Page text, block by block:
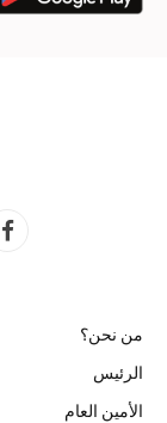
من نحن؟
الرئيس
الأمين العام